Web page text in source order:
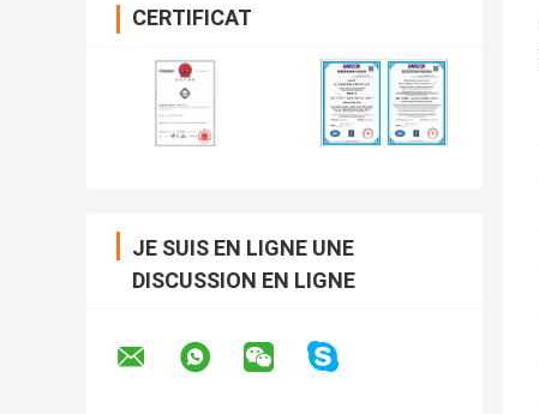
CERTIFICAT
JE SUIS EN LIGNE UNE
DISCUSSION EN LIGNE